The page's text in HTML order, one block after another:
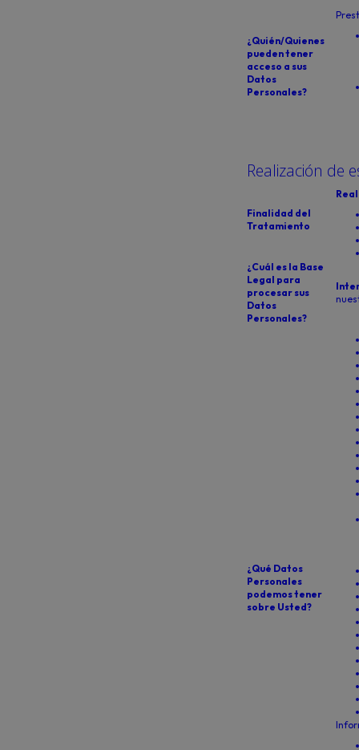
¿Quién/Quienes
pueden tener
acceso a sus
Datos
Personales?
Realización de
Finalidad del
Tratamiento
¿Cuál es la Base
Legal para
procesar sus
Datos
Personales?
¿Qué Datos
Personales
podemos tener
sobre Usted?